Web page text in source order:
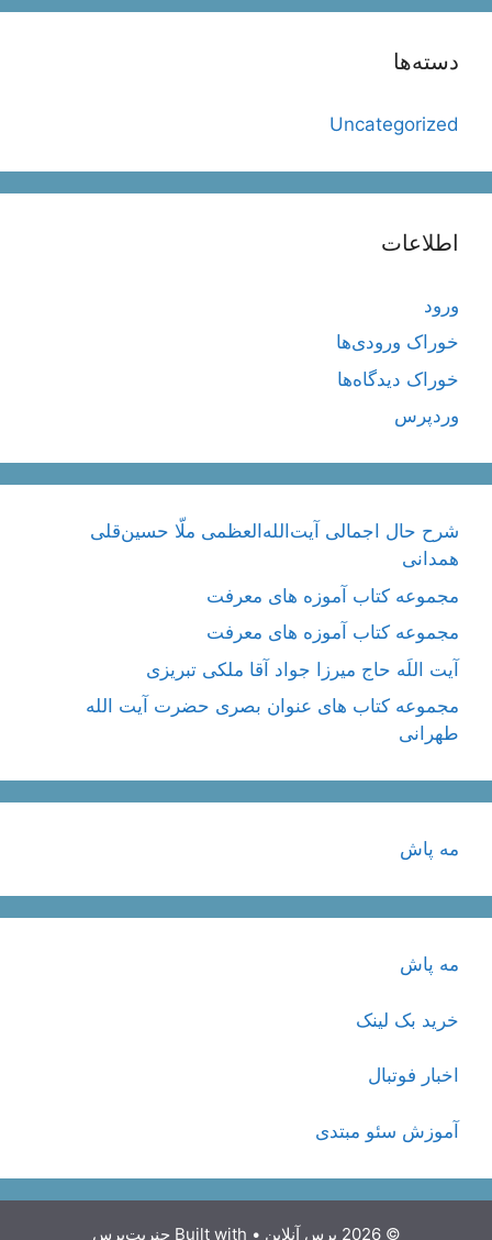
دسته‌ها
Uncategorized
اطلاعات
ورود
خوراک ورودی‌ها
خوراک دیدگاه‌ها
وردپرس
شرح حال اجمالی آیت‌الله‌العظمی ملّا حسین‌قلی
همدانی
مجموعه کتاب آموزه های معرفت
مجموعه کتاب آموزه های معرفت
آیت اللَه حاج میرزا جواد آقا ملکی تبریزی
مجموعه کتاب های عنوان بصری حضرت آیت الله
طهرانی
مه پاش
مه پاش
خرید بک لینک
اخبار فوتبال
آموزش سئو مبتدی
© 2026 پرس آنلاین • Built with جنریت‌پرس